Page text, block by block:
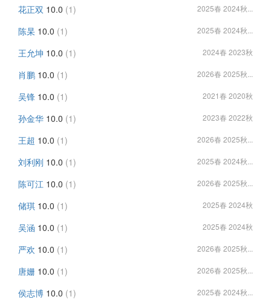
花正双 10.0 (1) 2025春 2024秋...
陈杲 10.0 (1) 2025春 2024秋...
王允坤 10.0 (1) 2024春 2023秋
肖鹏 10.0 (1) 2026春 2025秋...
吴锋 10.0 (1) 2021春 2020秋
孙金华 10.0 (1) 2023春 2022秋
王超 10.0 (1) 2026春 2025秋...
刘利刚 10.0 (1) 2025春 2024秋...
陈可江 10.0 (1) 2026春 2025秋...
储琪 10.0 (1) 2025春 2024秋
吴涵 10.0 (1) 2025春 2024秋
严欢 10.0 (1) 2026春 2025秋...
唐姗 10.0 (1) 2026春 2025秋...
侯志博 10.0 (1) 2025春 2024秋...